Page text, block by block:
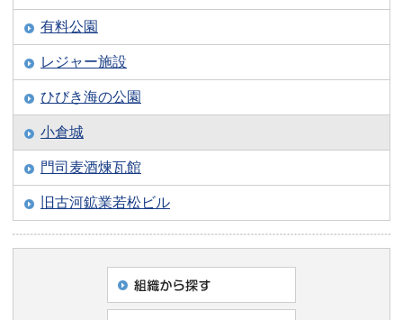
有料公園
レジャー施設
ひびき海の公園
小倉城
門司麦酒煉瓦館
旧古河鉱業若松ビル